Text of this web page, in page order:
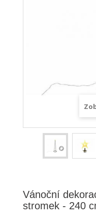
Vánoční
stromek - 240